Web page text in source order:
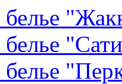
белье
белье
белье